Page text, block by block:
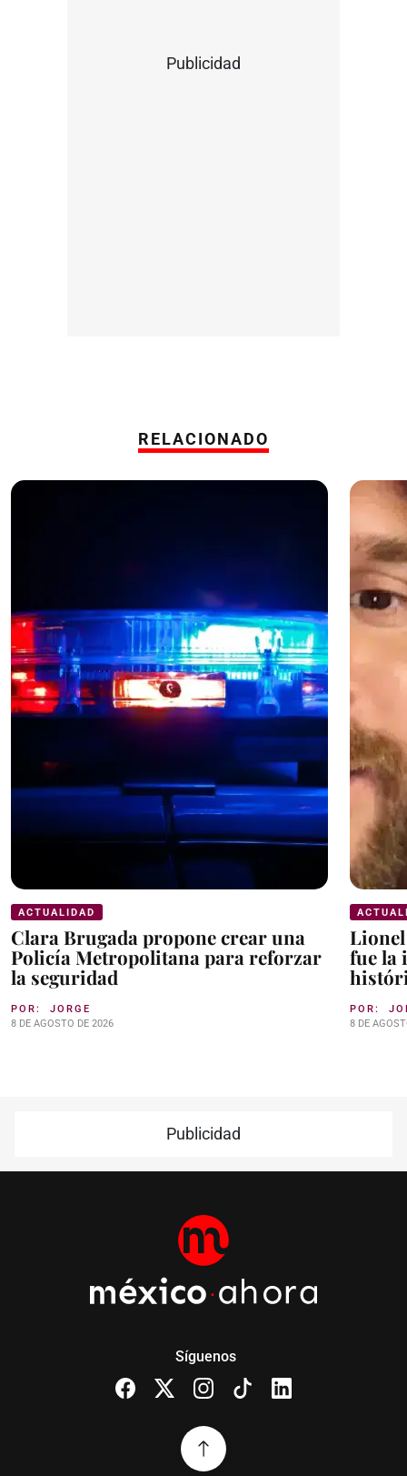
Publicidad
RELACIONADO
ACTUALIDAD
Clara Brugada propone crear una
Policía Metropolitana para reforzar
la seguridad
POR: JORGE
8 DE AGOSTO DE 2026
fue la
POR:
8 DE
Publicidad
Síguenos